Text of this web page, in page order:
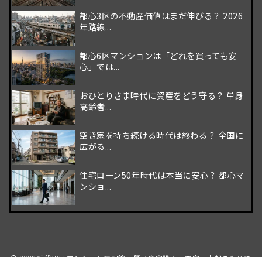
都心3区の不動産価値はまだ伸びる？ 2026
年路線...
都心6区マンションは「どれを買っても安
心」では...
おひとりさま時代に資産をどう守る？ 単身
高齢者...
空き家を持ち続ける時代は終わる？ 全国に
広がる...
住宅ローン50年時代は本当に安心？ 都心マ
ンショ...